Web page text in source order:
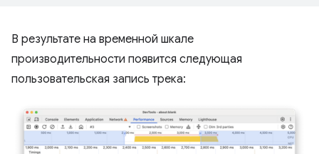
В результате на временной шкале
производительности появится следующая
пользовательская запись трека: